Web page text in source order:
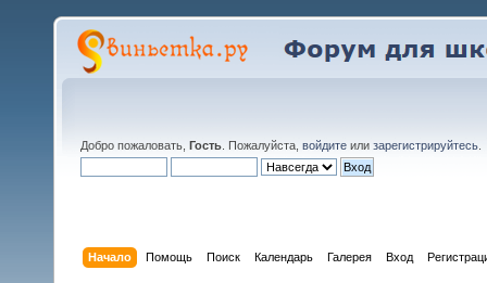
Добро пожаловать, Гость . Пожалуйста, войдите или зарегистрируйтесь
Начало Помощь Поиск Календарь Галерея Вход